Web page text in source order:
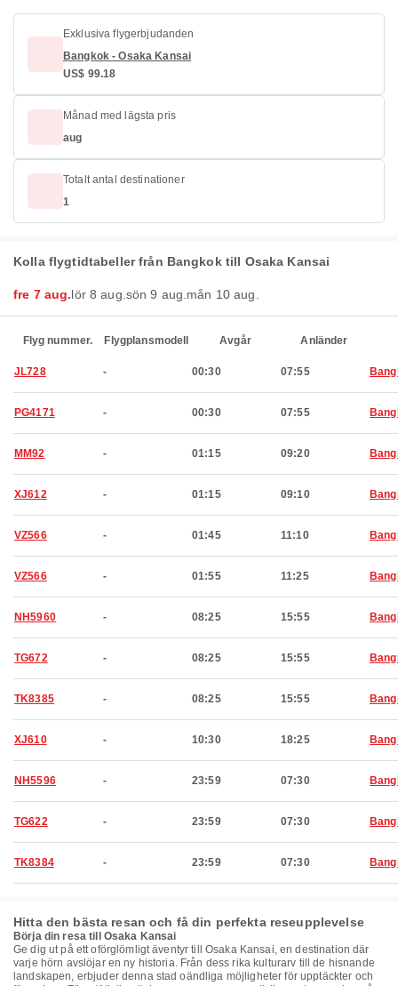
Exklusiva flygerbjudanden
Bangkok - Osaka Kansai
US$ 99.18
Månad med lägsta pris
aug
Totalt antal destinationer
1
Kolla flygtidtabeller från Bangkok till Osaka Kansai
fre 7 aug.lör 8 aug. sön 9 aug. mån 10 aug.
Flyg nummer. Flygplansmodell Avgår Anländer
JL728 - 00:30 07:55
PG4171 - 00:30 07:55
MM92 - 01:15 09:20
XJ612 - 01:15 09:10
VZ566 - 01:45 11:10
VZ566 - 01:55 11:25
NH5960 - 08:25 15:55
TG672 - 08:25 15:55
TK8385 - 08:25 15:55
XJ610 - 10:30 18:25
NH5596 - 23:59 07:30
TG622 - 23:59 07:30
TK8384 - 23:59 07:30
Hitta den bästa resan och få din perfekta reseupplevelse
Börja din resa till Osaka Kansai
Ge dig ut på ett oförglömligt äventyr till Osaka Kansai, en destination där
varje hörn avslöjar en ny historia. Från dess rika kulturarv till de hisnande
landskapen, erbjuder denna stad oändliga möjligheter för upptäckter och